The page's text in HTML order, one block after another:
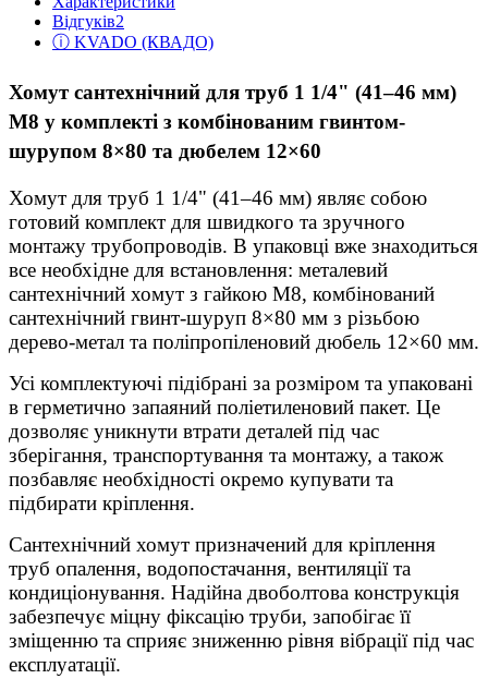
Відгуків2
ⓘ KVADO (КВАДО)
Хомут сантехнічний для труб 1 1/4" (41–46 мм)
М8 у комплекті з комбінованим гвинтом-
шурупом 8×80 та дюбелем 12×60
Хомут для труб 1 1/4" (41–46 мм) являє собою
готовий комплект для швидкого та зручного
монтажу трубопроводів. В упаковці вже знаходиться
все необхідне для встановлення: металевий
сантехнічний хомут з гайкою М8, комбінований
сантехнічний гвинт-шуруп 8×80 мм з різьбою
дерево-метал та поліпропіленовий дюбель 12×60 мм.
Усі комплектуючі підібрані за розміром та упаковані
в герметично запаяний поліетиленовий пакет. Це
дозволяє уникнути втрати деталей під час
зберігання, транспортування та монтажу, а також
позбавляє необхідності окремо купувати та
підбирати кріплення.
Сантехнічний хомут призначений для кріплення
труб опалення, водопостачання, вентиляції та
кондиціонування. Надійна двоболтова конструкція
забезпечує міцну фіксацію труби, запобігає її
зміщенню та сприяє зниженню рівня вібрації під час
експлуатації.